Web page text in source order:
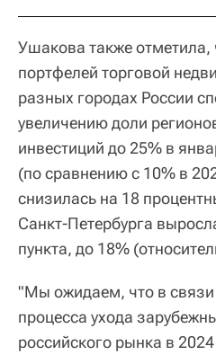
Ушакова также
портфелей торговой
разных городах России
увеличению доли
инвестиций до 25% в
(по сравнению с 10% в
снизилась на 18
Санкт-Петербурга
пункта, до 18%
"Мы ожидаем, что в
процесса ухода
российского рынка в